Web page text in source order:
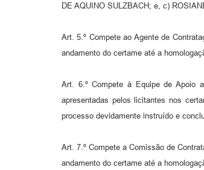
DE AQUINO SULZBACH; e, c)
Art. 5.º Compete ao Agente de
andamento do certame até a
Art. 6.º Compete à Equipe de Apoio
apresentadas pelos licitantes nos
processo devidamente instruído e
Art. 7.º Compete a Comissão de
andamento do certame até a